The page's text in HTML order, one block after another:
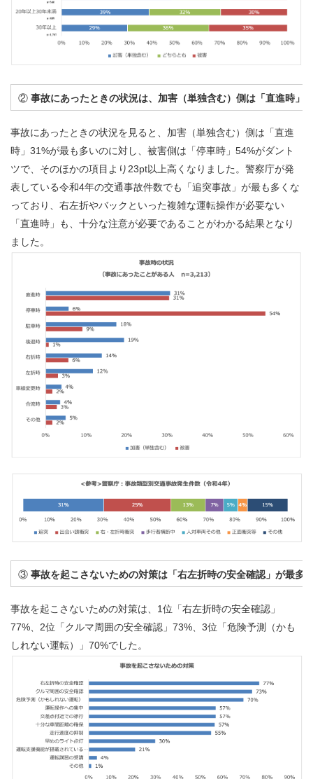
② 事故にあったときの状況は、加害（単独含む）側は「直進時」
事故にあったときの状況を見ると、加害（単独含む）側は「直進
時」31%が最も多いのに対し、被害側は「停車時」54%がダント
ツで、そのほかの項目より23pt以上高くなりました。警察庁が発
表している令和4年の交通事故件数でも「追突事故」が最も多くな
っており、右左折やバックといった複雑な運転操作が必要ない
「直進時」も、十分な注意が必要であることがわかる結果となり
ました。
③ 事故を起こさないための対策は「右左折時の安全確認」が最多
事故を起こさないための対策は、1位「右左折時の安全確認」
77%、2位「クルマ周囲の安全確認」73%、3位「危険予測（かも
しれない運転）」70%でした。